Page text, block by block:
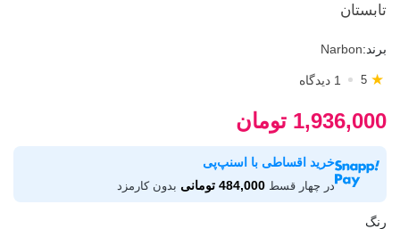
تابستان
برند:Narbon
5 ★ 1 دیدگاه
1,936,000 تومان
خرید اقساطی با اسنپ‌پی
در چهار قسط 484,000 تومانی بدون کارمزد
رنگ